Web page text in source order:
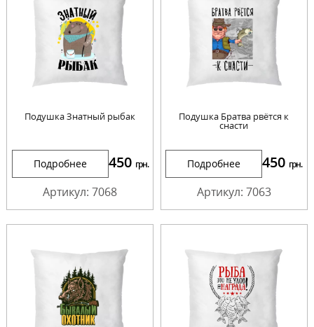
Подушка Знатный рыбак
Подробнее 450 грн.
Артикул: 7068
Подушка Братва рвётся к
снасти
Подробнее 450 грн.
Артикул: 7063